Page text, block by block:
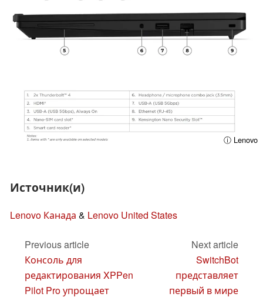
ⓘ Lenovo
Источник(и)
Lenovo Канада & Lenovo United States
Previous article
Консоль для
редактирования XPPen
Pilot Pro упрощает
Next article
SwitchBot
представляет
первый в мире